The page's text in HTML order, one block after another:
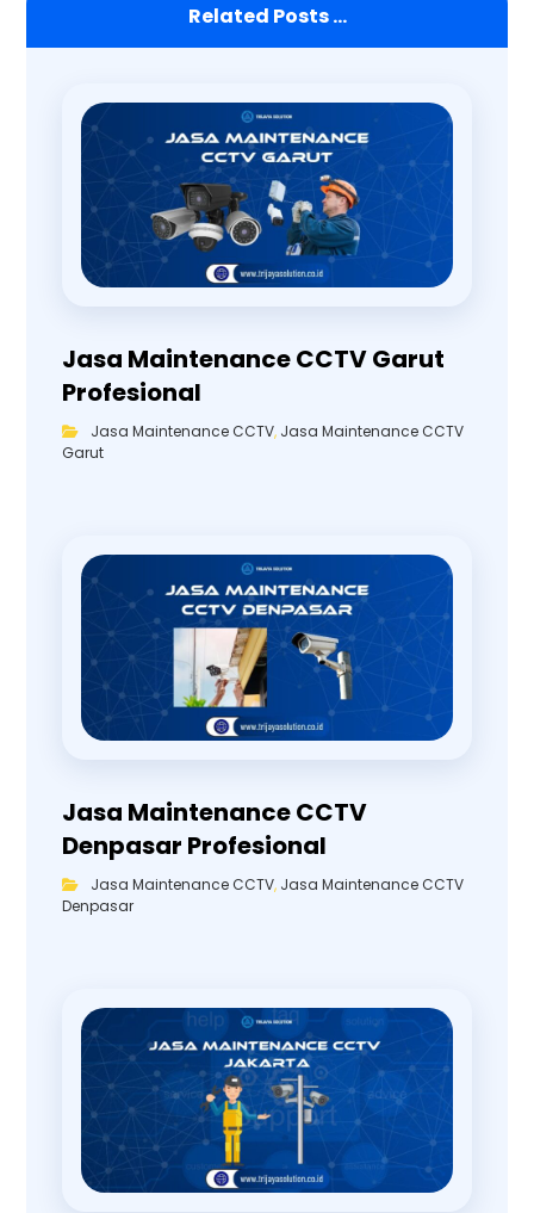
Related Posts ...
Jasa Maintenance CCTV Garut
Profesional
Jasa Maintenance CCTV, Jasa Maintenance CCTV
Garut
Jasa Maintenance CCTV
Denpasar Profesional
Jasa Maintenance CCTV, Jasa Maintenance CCTV
Denpasar